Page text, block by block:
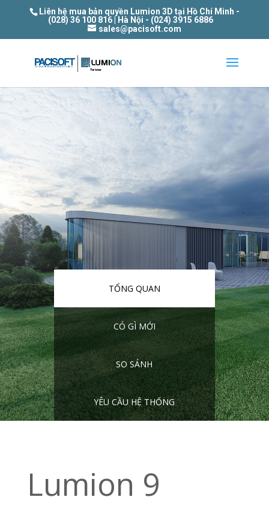
Liên hệ mua bản quyền Lumion 3D tại Hồ Chí Minh -
(028) 36 100 816 | Hà Nội - (024) 3915 6886
sales@pacisoft.com
TỔNG QUAN
CÓ GÌ MỚI
SO SÁNH
YÊU CẦU HỆ THỐNG
Lumion 9